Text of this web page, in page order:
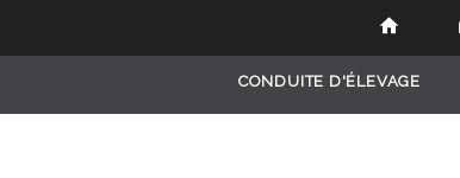
CONDUITE D'ÉLEVAGE